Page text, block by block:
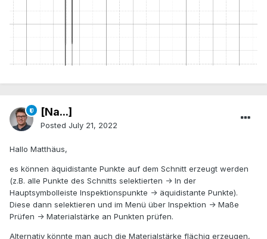
[Na...]
Posted July 21, 2022
Hallo Matthäus,
es können äquidistante Punkte auf dem Schnitt erzeugt werden
(z.B. alle Punkte des Schnitts selektierten -> In der
Hauptsymbolleiste Inspektionspunkte -> äquidistante Punkte).
Diese dann selektieren und im Menü über Inspektion -> Maße
Prüfen -> Materialstärke an Punkten prüfen.
Alternativ könnte man auch die Materialstärke flächig erzeugen,